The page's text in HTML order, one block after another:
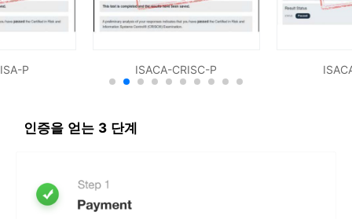
P ISACA-CRISC-P
인증을 얻는 3 단계